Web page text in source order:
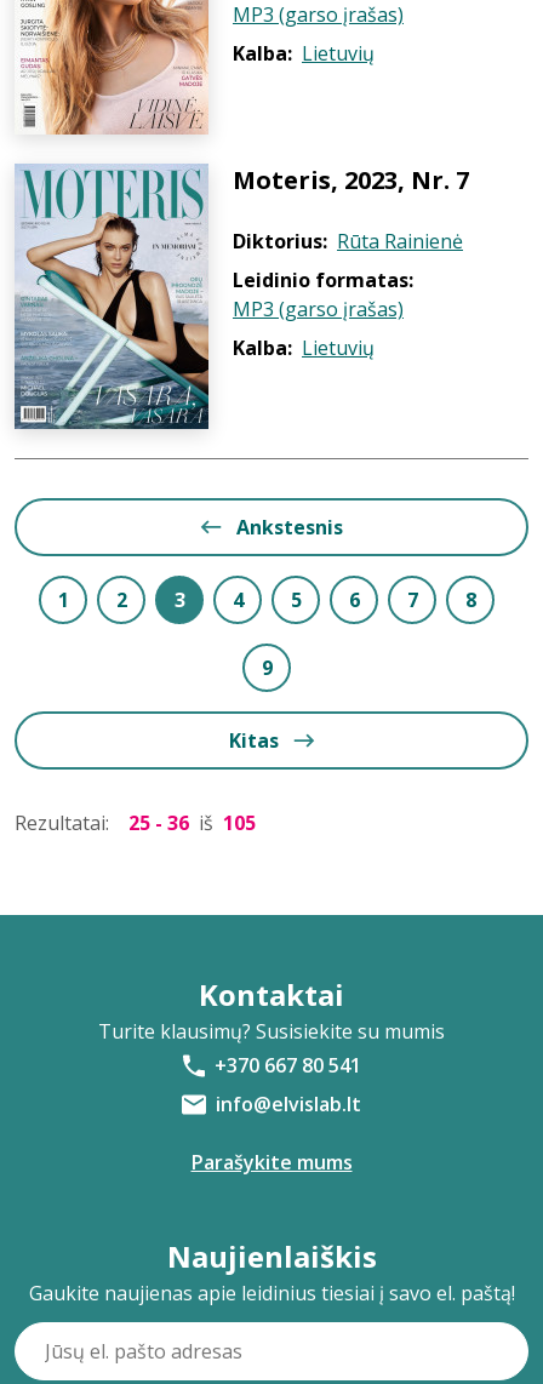
MP3 (garso įrašas)
Kalba: Lietuvių
Moteris, 2023, Nr. 7
Diktorius: Rūta Rainienė
Leidinio formatas:
MP3 (garso įrašas)
Kalba: Lietuvių
Ankstesnis
1 2 3 4 5 6 7 8
9
Kitas
Rezultatai: 25 - 36 iš 105
Kontaktai
Turite klausimų? Susisiekite su mumis
+370 667 80 541
info@elvislab.lt
Parašykite mums
Naujienlaiškis
Gaukite naujienas apie leidinius tiesiai į savo el. paštą!